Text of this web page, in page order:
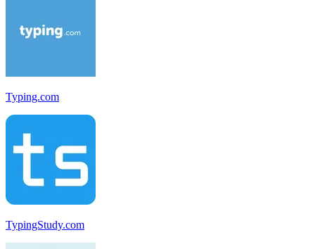
Typing.com
TypingStudy.com